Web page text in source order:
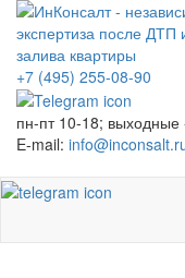
+7 (495) 255-08-90
пн-пт 10-18; выходные
E-mail: